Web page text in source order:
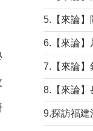
9.探訪福建